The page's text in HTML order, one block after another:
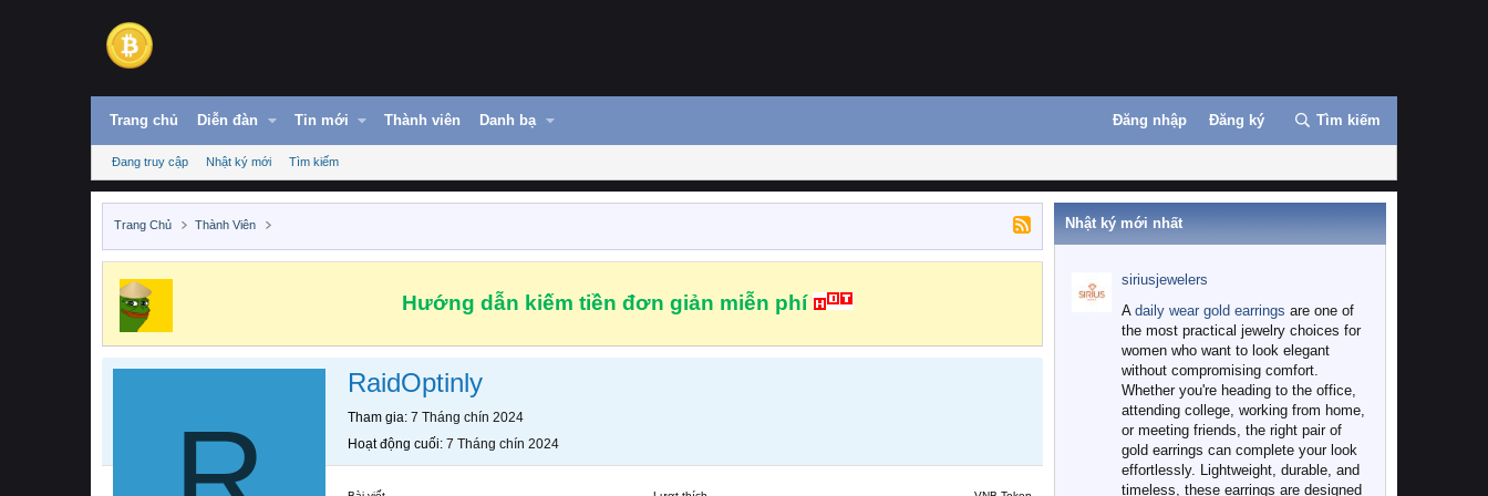
Trang chủ Diễn đàn Tin mới Thành viên Danh bạ Đăng nhập Đăng ký Tìm kiếm
Đang truy cập Nhật ký mới Tìm kiếm
Trang Chủ Thành Viên
Hướng dẫn kiếm tiền đơn giản miễn phí
RaidOptinly
Tham gia 7 Tháng chín 2024
Hoạt động cuối 7 Tháng chín 2024
Nhật ký mới nhất
siriusjewelers
A daily wear gold earrings are one of
the most practical jewelry choices for
women who want to look elegant
without compromising comfort.
Whether you're heading to the office,
attending college, working from home,
or meeting friends, the right pair of
gold earrings can complete your look
effortlessly. Lightweight, durable, and
timeless, these earrings are designed